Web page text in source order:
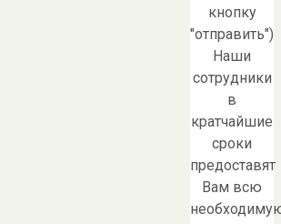
кнопку
"отправить")
Наши
сотрудники
в
кратчайшие
сроки
предоставят
Вам всю